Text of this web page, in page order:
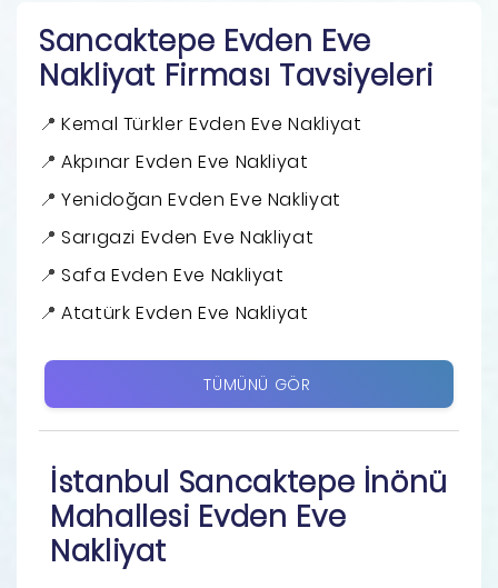
Sancaktepe Evden Eve
Nakliyat Firması Tavsiyeleri
Kemal Türkler Evden Eve Nakliyat
Akpınar Evden Eve Nakliyat
Yenidoğan Evden Eve Nakliyat
Sarıgazi Evden Eve Nakliyat
Safa Evden Eve Nakliyat
Atatürk Evden Eve Nakliyat
TÜMÜNÜ GÖR
İstanbul Sancaktepe İnönü
Mahallesi Evden Eve
Nakliyat